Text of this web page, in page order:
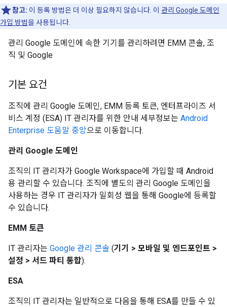
참고: 이 등록 방법은 더 이상 필요하지 않습니다. 이 관리 Google 도메인
가입 방법을 사용됩니다.
관리 Google 도메인에 속한 기기를 관리하려면 EMM 콘솔, 조
직 및 Google
기본 요건
조직에 관리 Google 도메인, EMM 등록 토큰, 엔터프라이즈 서
비스 계정 (ESA) IT 관리자를 위한 안내 세부정보는 Android
Enterprise 도움말 중앙으로 이동합니다.
관리 Google 도메인
조직의 IT 관리자가 Google Workspace에 가입할 때 Android
용 관리할 수 있습니다. 조직에 별도의 관리 Google 도메인을
사용하는 경우 IT 관리자가 일회성 웹을 통해 Google에 등록할
수 있습니다.
EMM 토큰
IT 관리자는 Google 관리 콘솔 (기기 > 모바일 및 엔드포인트 >
설정 > 서드 파티 통합).
ESA
조직의 IT 관리자는 일반적으로 다음을 통해 ESA를 만들 수 있